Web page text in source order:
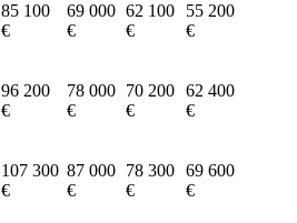
85 100
€
69 000
€
62 100
€
55 200
€
96 200
€
78 000
€
70 200
€
62 400
€
107 300
€
87 000
€
78 300
€
69 600
€